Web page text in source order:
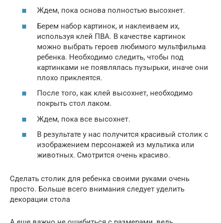
Ждем, пока основа полностью высохнет.
Берем набор картинок, и наклеиваем их,
используя клей ПВА. В качестве картинок
можно выбрать героев любимого мультфильма
ребенка. Необходимо следить, чтобы под
картинками не появлялась пузырьки, иначе они
плохо приклеятся.
После того, как клей высохнет, необходимо
покрыть стол лаком.
Ждем, пока все высохнет.
В результате у нас получится красивый столик с
изображением персонажей из мультика или
животных. Смотрится очень красиво.
Сделать столик для ребенка своими руками очень
просто. Больше всего внимания следует уделить
декорации стола